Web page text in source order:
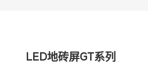
LED地砖屏GT系列